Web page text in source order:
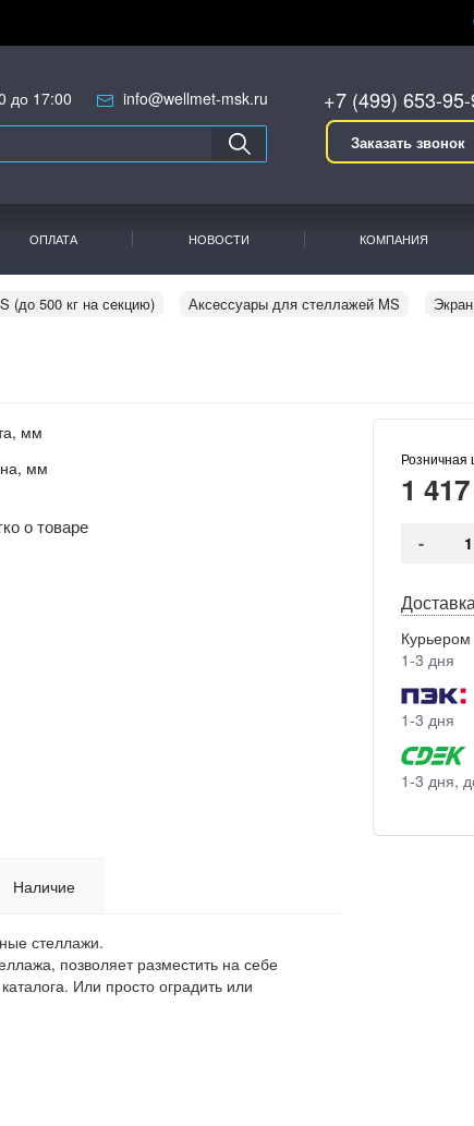
до 17:00 info@wellmet-msk.ru +7 (499) 653-
Заказать звонок
ОПЛАТА НОВОСТИ КОМПАНИЯ
(до 500 кг на секцию) Аксессуары для стеллажей MS
мм
мм
о товаре
Розничная
1
-
Курьером
1-3 дня
1-3 дня
1-3 дня,
Наличие
стеллажи.
позволяет разместить на себе
Или просто оградить или